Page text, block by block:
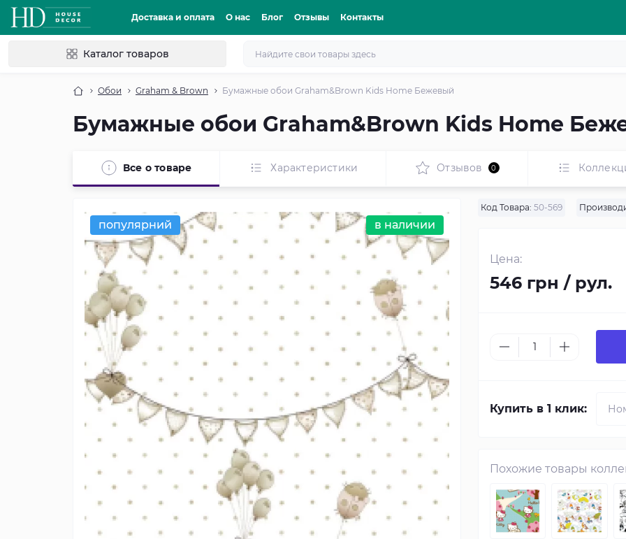
Доставка и оплата О нас Блог Отзывы Контакты
Каталог товаров
Обои Graham & Brown Бумажные обои Graham&Brown Kids Home Бежевый
Бумажные обои Graham&Brown Kids Home
Все о товаре Характеристики Отзывов 0
популярний в наличии
Код Товара: 50-569
Цена:
546 грн / рул.
Купить в 1 клик:
Похожие товары